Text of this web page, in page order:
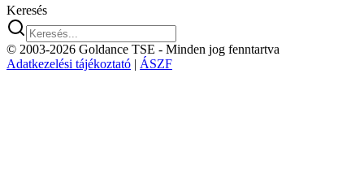
Keresés
© 2003-2026 Goldance TSE - Minden jog fenntartva
Adatkezelési tájékoztató | ÁSZF